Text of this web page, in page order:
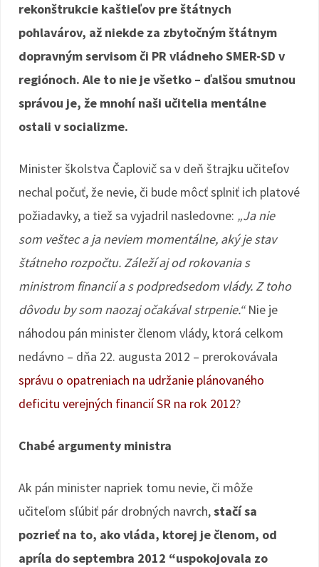
rekonštrukcie kaštieľov pre štátnych
pohlavárov, až niekde za zbytočným štátnym
dopravným servisom či PR vládneho SMER-SD v
regiónoch. Ale to nie je všetko – ďalšou smutnou
správou je, že mnohí naši učitelia mentálne
ostali v socializme.
Minister školstva Čaplovič sa v deň štrajku učiteľov
nechal počuť, že nevie, či bude môcť splniť ich platové
požiadavky, a tiež sa vyjadril nasledovne: „Ja nie
som veštec a ja neviem momentálne, aký je stav
štátneho rozpočtu. Záleží aj od rokovania s
ministrom financií a s podpredsedom vlády. Z toho
dôvodu by som naozaj očakával strpenie.“Nie je
náhodou pán minister členom vlády, ktorá celkom
nedávno – dňa 22. augusta 2012 – prerokovávala
správu o opatreniach na udržanie plánovaného
deficitu verejných financií SR na rok 2012?
Chabé argumenty ministra
Ak pán minister napriek tomu nevie, či môže
učiteľom sľúbiť pár drobných navrch,stačí sa
pozrieť na to, ako vláda, ktorej je členom, od
apríla do septembra 2012 “uspokojovala zo